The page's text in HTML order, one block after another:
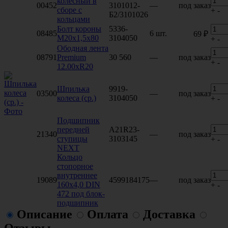
00452
сборе с
кольцами
3101012-
Б2/3101026
— под заказ
+ -
08485
Болт короны
М20х1,5х80
5336-
3104050
6 шт. 69 ₽
+ -
08791
Ободная лента
Premium
12.00хR20
30 560 — под заказ
+ -
03500
Шпилька
колеса (ср.)
9919-
3104050
— под заказ
+ -
21340
Подшипник
передней
ступицы
NEXT
A21R23-
3103145
— под заказ
+ -
19089
Кольцо
стопорное
внутреннее
160х4,0 DIN
472 под блок-
подшипник
4599184175— под заказ
+ -
Описание Оплата
Доставка